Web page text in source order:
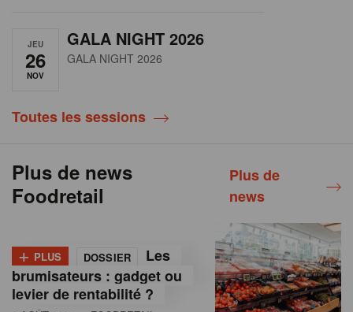
JEU
26
NOV
GALA NIGHT 2026
GALA NIGHT 2026
Toutes les sessions
Plus de news
Foodretail
Plus de
news
+ PLUS DOSSIER
Les
brumisateurs : gadget ou
levier de rentabilité ?